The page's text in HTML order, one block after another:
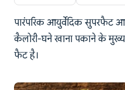
पारंपरिक आयुर्वेदिक सुपरफैट
कैलोरी-घने खाना पकाने के
फैट है।